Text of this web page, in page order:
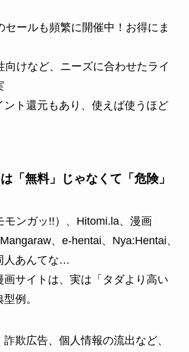
セールも頻繁に開催中！お得にま
向けなど、ニーズに合わせたライ
ント還元もあり、使えば使うほど
「無料」じゃなくて「危険」
モンガッ!!）、Hitomi.la、漫画
、e-hentai、Nya:Hentai、
人あんてな…
画サイトは、実は「タダより高い
例。
欺広告、個人情報の流出など、